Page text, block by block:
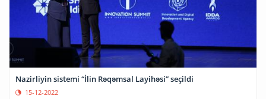
Nazirliyin sistemi “İlin Rəqəmsal Layihəsi” seçildi
15-12-2022